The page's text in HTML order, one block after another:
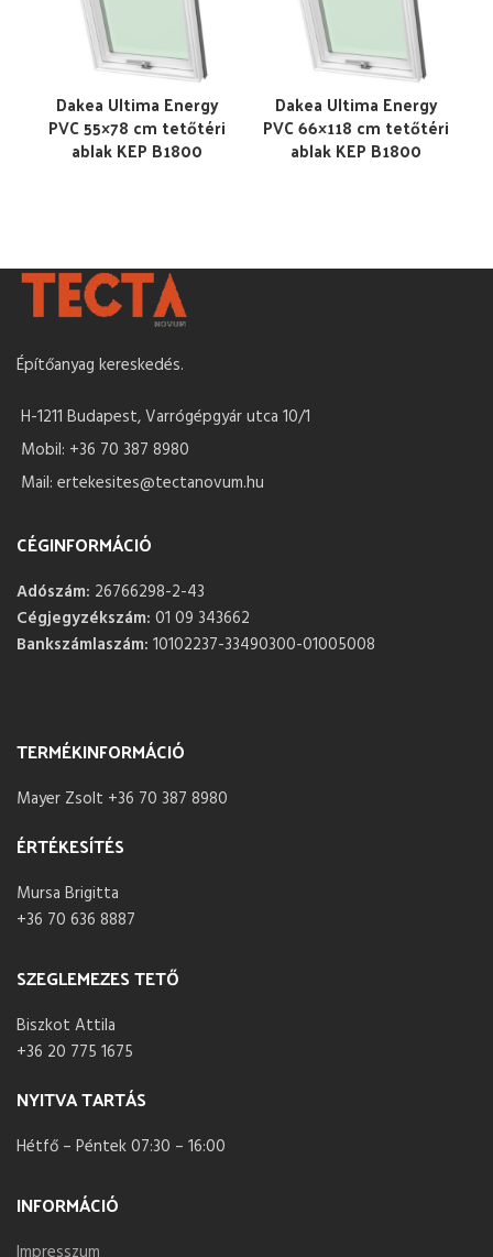
Dakea Ultima Energy
PVC 55×78 cm tetőtéri
ablak KEP B1800
Dakea Ultima Energy
PVC 66×118 cm tetőtéri
ablak KEP B1800
Építőanyag kereskedés.
H-1211 Budapest, Varrógépgyár utca 10/1
Mobil: +36 70 387 8980
Mail: ertekesites@tectanovum.hu
CÉGINFORMÁCIÓ
Adószám: 26766298-2-43
Cégjegyzékszám: 01 09 343662
Bankszámlaszám: 10102237-33490300-01005008
TERMÉKINFORMÁCIÓ
Mayer Zsolt +36 70 387 8980
ÉRTÉKESÍTÉS
Mursa Brigitta
+36 70 636 8887
SZEGLEMEZES TETŐ
Biszkot Attila
+36 20 775 1675
NYITVA TARTÁS
Hétfő – Péntek 07:30 – 16:00
INFORMÁCIÓ